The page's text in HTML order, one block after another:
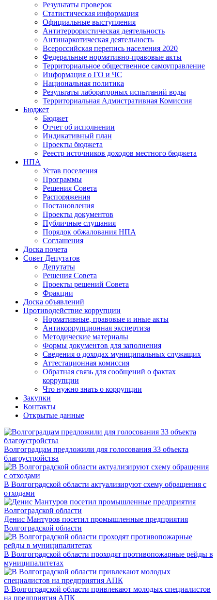
Результаты проверок
Статистическая информация
Официальные выступления
Антитеррористическая деятельность
Антинаркотическая деятельность
Всероссийская перепись населения 2020
Федеральные нормативно-правовые акты
Территориальное общественное самоуправление
Информация о ГО и ЧС
Национальная политика
Результаты лабораторных испытаний воды
Территориальная Адмистративная Комиссия
Бюджет
Бюджет
Отчет об исполнении
Индикативный план
Проекты бюджета
Реестр источников доходов местного бюджета
НПА
Устав поселения
Программы
Решения Совета
Распоряжения
Постановления
Проекты документов
Публичные слушания
Порядок обжалования НПА
Соглашения
Доска почета
Совет Депутатов
Депутаты
Решения Совета
Проекты решений Совета
Фракции
Доска объявлений
Противодействие коррупции
Нормативные, правовые и иные акты
Антикоррупционная экспертиза
Методические материалы
Формы документов для заполнения
Сведения о доходах муниципальных служащих
Аттестационная комиссия
Обратная связь для сообщений о фактах
коррупции
Что нужно знать о коррупции
Закупки
Контакты
Открытые данные
Волгоградцам предложили для голосования 33 объекта
благоустройства
В Волгоградской области актуализируют схему обращения с
отходами
Денис Мантуров посетил промышленные предприятия
Волгоградской области
В Волгоградской области проходят противопожарные рейды в
муниципалитетах
В Волгоградской области привлекают молодых специалистов
на предприятия АПК